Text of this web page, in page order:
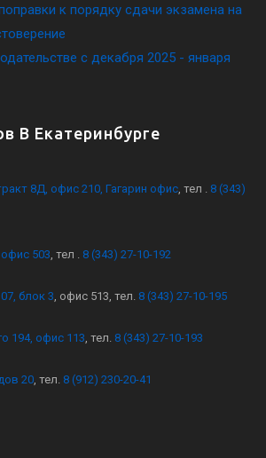
к порядку сдачи экзамена на
с декабря 2025 - января
В Екатеринбурге
8Д, офис 210, Гагарин офис , тел . 8 (343)
офис 503 , тел . 8 (343) 27-10-192
блок 3 , офис 513, тел. 8 (343) 27-10-195
194, офис 113 , тел. 8 (343) 27-10-193
20 , тел. 8 (912) 230-20-41